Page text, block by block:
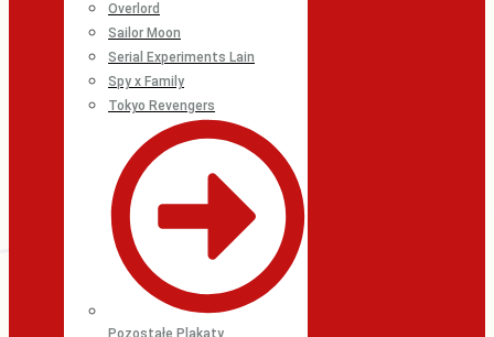
Overlord
Sailor Moon
Serial Experiments Lain
Spy x Family
Tokyo Revengers
Pozostałe Plakaty